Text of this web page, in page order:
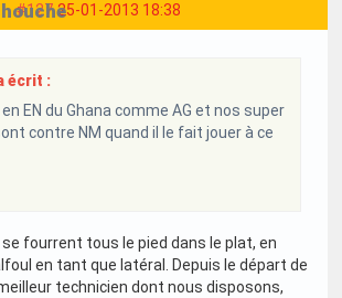
#127 25-01-2013 18:38
écrit :
EN du Ghana comme AG et nos super
contre NM quand il le fait jouer à ce
se fourrent tous le pied dans le plat, en
en tant que latéral. Depuis le départ de
technicien dont nous disposons,